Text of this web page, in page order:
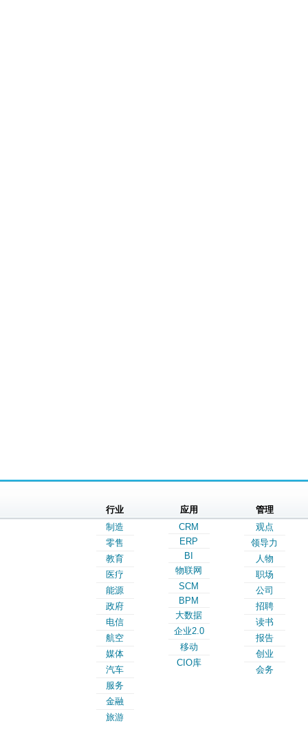
行业
制造
零售
教育
医疗
能源
政府
电信
航空
媒体
汽车
服务
金融
旅游
应用
CRM
ERP
BI
物联网
SCM
BPM
大数据
企业2.0
移动
CIO库
管理
观点
领导力
人物
职场
公司
招聘
读书
报告
创业
会务